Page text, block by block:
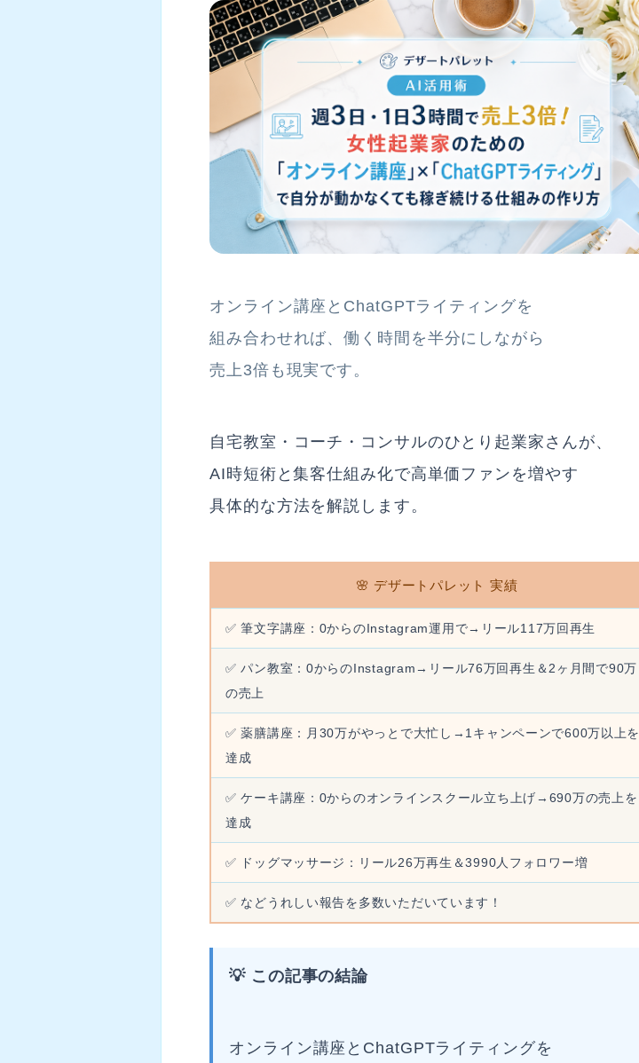
オンライン講座とChatGPTライティングを
組み合わせれば、働く時間を半分にしながら
売上3倍も現実です。
自宅教室・コーチ・コンサルのひとり起業家さんが、
AI時短術と集客仕組み化で高単価ファンを増やす
具体的な方法を解説します。
🌸 デザートパレット 実績
✅ 筆文字講座：0からのInstagram運用で→リール117万回再生
✅ パン教室：0からのInstagram→リール76万回再生＆2ヶ月間で90万
の売上
✅ 薬膳講座：月30万がやっとで大忙し→1キャンペーンで600万以上を
達成
✅ ケーキ講座：0からのオンラインスクール立ち上げ→690万の売上を
達成
✅ ドッグマッサージ：リール26万再生＆3990人フォロワー増
✅ などうれしい報告を多数いただいています！
💡 この記事の結論
オンライン講座とChatGPTライティングを